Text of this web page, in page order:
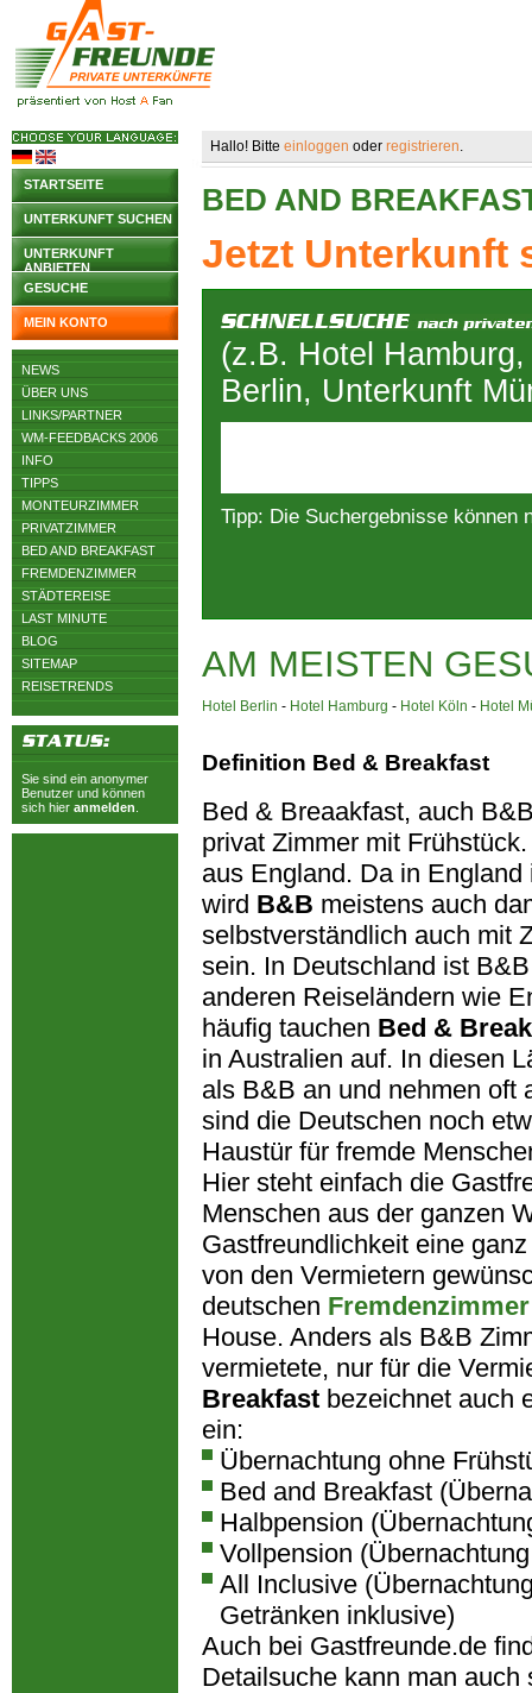
STARTSEITE
UNTERKUNFT SUCHEN
UNTERKUNFT
ANBIETEN
GESUCHE
MEIN KONTO
NEWS
ÜBER UNS
LINKS/PARTNER
WM-FEEDBACKS 2006
INFO
TIPPS
MONTEURZIMMER
PRIVATZIMMER
BED AND BREAKFAST
FREMDENZIMMER
STÄDTEREISE
LAST MINUTE
BLOG
SITEMAP
REISETRENDS
Sie sind ein anonymer
Benutzer und können
sich hier anmelden
Hallo! Bitte einloggen oder registrieren.
BED AND
Jetzt Unterkunft
(z.B. Hotel
Berlin, Unterkunft
Tipp: Die Suchergebnisse können
AM MEISTEN
Hotel Berlin - Hotel Hamburg - Hotel Köln - Hotel
Definition Bed & Breakfast
Bed & Breaakfast, auch
privat Zimmer mit
aus England. Da in
wird B&B meistens auch
selbstverständlich auch mit
sein. In Deutschland ist
anderen Reiseländern wie
häufig tauchen Bed &
in Australien auf. In diesen
als B&B an und nehmen oft
sind die Deutschen noch
Haustür für fremde
Hier steht einfach die
Menschen aus der ganzen
Gastfreundlichkeit eine
von den Vermietern
deutschen Fremdenzimmer
House. Anders als B&B
vermietete, nur für die
Breakfast bezeichnet auch
ein:
Übernachtung ohne
Bed and Breakfast
Halbpension
Vollpension
All Inclusive
Getränken inklusive)
Auch bei Gastfreunde.de
Detailsuche kann man